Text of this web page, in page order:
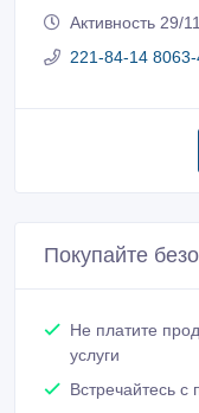
Активность 29/
221-84-14
Покупайте
Не платите
услуги
Встречайтесь